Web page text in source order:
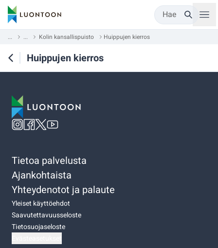
Hae
... ... Kolin kansallispuisto Huippujen kierros
Huippujen kierros
Tietoa palvelusta
Ajankohtaista
Yhteydenotot ja palaute
Yleiset käyttöehdot
Saavutettavuusseloste
Tietosuojaseloste